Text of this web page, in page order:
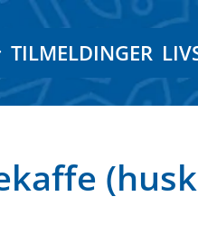
TILMELDINGER
(husk